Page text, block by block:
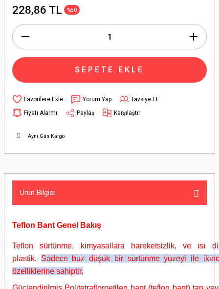
228,86 TL %50
SEPETE EKLE
Yorum Yap
Tavsiye Et
Fiyatı Alarmı
Paylaş Karşılaştır
Aynı Gün Kargo
Ürün Bilgisi
Teflon Bant Genel Bakış
Teflon sürtünme, kimyasallara hareketsizlik, ve ısı
plastik. Sadece buz düşük bir sürtünme yüzeyi ile
özelliklerine sahiptir.